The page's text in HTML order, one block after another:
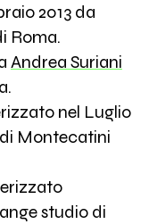
2013 da
Roma.
Andrea Suriani
nel Luglio
Montecatini
studio di